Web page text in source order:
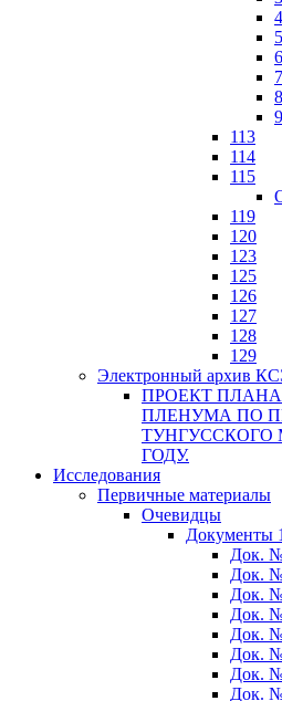
113
114
115
119
120
123
125
126
127
128
129
Электронный архив
ПРОЕКТ
ПЛЕНУМА ПО
ТУНГУССКОГО
ГОДУ.
Исследования
Первичные материалы
Очевидцы
Документы
Док.
Док.
Док.
Док.
Док.
Док.
Док.
Док.